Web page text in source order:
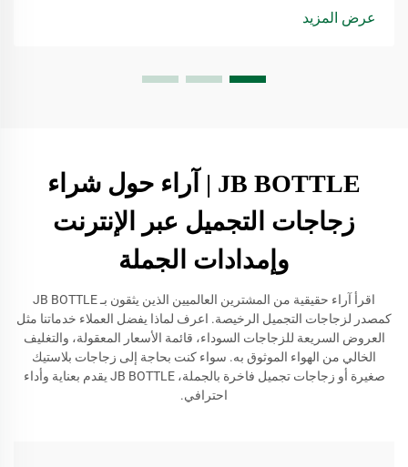
عرض المزيد
JB BOTTLE | آراء حول شراء
زجاجات التجميل عبر الإنترنت
وإمدادات الجملة
اقرأ آراء حقيقية من المشترين العالميين الذين يثقون بـ JB BOTTLE
كمصدر لزجاجات التجميل الرخيصة. اعرف لماذا يفضل العملاء خدماتنا مثل
العروض السريعة للزجاجات السوداء، قائمة الأسعار المعقولة، والتغليف
الخالي من الهواء الموثوق به. سواء كنت بحاجة إلى زجاجات بلاستيك
صغيرة أو زجاجات تجميل فاخرة بالجملة، JB BOTTLE يقدم بعناية وأداء
احترافي.